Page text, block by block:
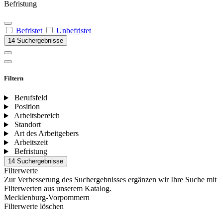
Befristung
Befristet Unbefristet
14 Suchergebnisse
Filtern
Berufsfeld
Position
Arbeitsbereich
Standort
Art des Arbeitgebers
Arbeitszeit
Befristung
14 Suchergebnisse
Filterwerte
Zur Verbesserung des Suchergebnisses ergänzen wir Ihre Suche mit
Filterwerten aus unserem Katalog.
Mecklenburg-Vorpommern
Filterwerte löschen